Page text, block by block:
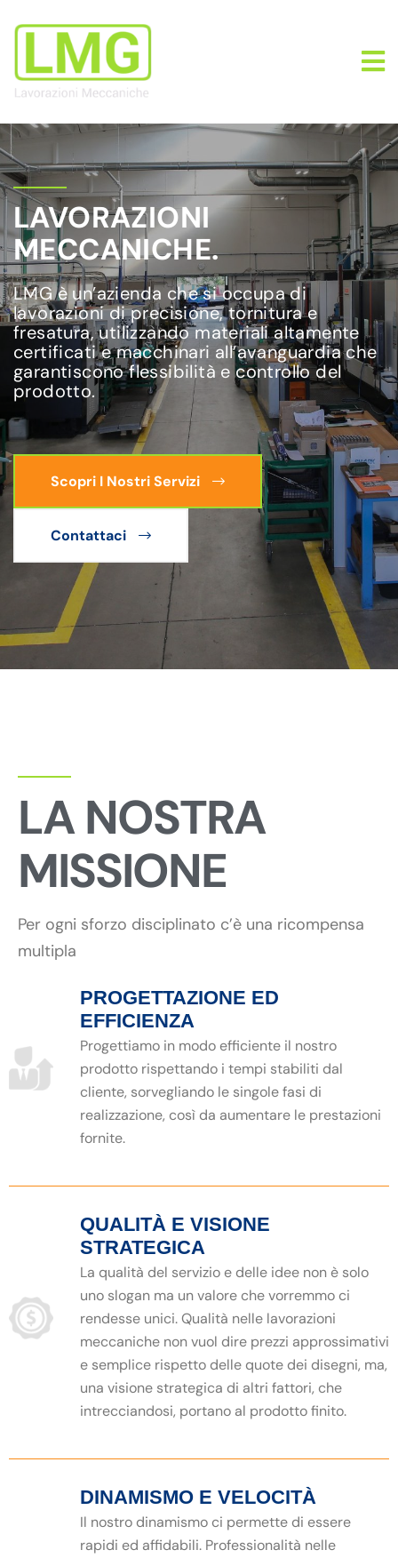
LAVORAZIONI
MECCANICHE.
LMG è un’azienda che si occupa di
lavorazioni di precisione, tornitura e
fresatura, utilizzando materiali altamente
certificati e macchinari all’avanguardia che
garantiscono flessibilità e controllo del
prodotto.
Scopri I Nostri Servizi
Contattaci
LA NOSTRA
MISSIONE
Per ogni sforzo disciplinato c’è una ricompensa
multipla
PROGETTAZIONE ED
EFFICIENZA
Progettiamo in modo efficiente il nostro
prodotto rispettando i tempi stabiliti dal
cliente, sorvegliando le singole fasi di
realizzazione, così da aumentare le prestazioni
fornite.
QUALITÀ E VISIONE
STRATEGICA
La qualità del servizio e delle idee non è solo
uno slogan ma un valore che vorremmo ci
rendesse unici. Qualità nelle lavorazioni
meccaniche non vuol dire prezzi approssimativi
e semplice rispetto delle quote dei disegni, ma,
una visione strategica di altri fattori, che
intrecciandosi, portano al prodotto finito.
DINAMISMO E VELOCITÀ
Il nostro dinamismo ci permette di essere
rapidi ed affidabili. Professionalità nelle